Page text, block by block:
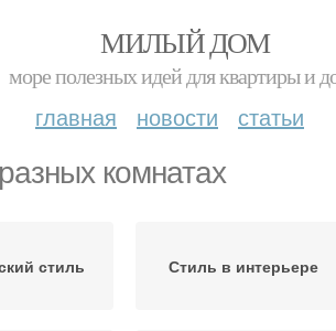
МИЛЫЙ ДОМ
море полезных идей для квартиры и
главная новости статьи
комнатах
стиль Стиль в интерьере